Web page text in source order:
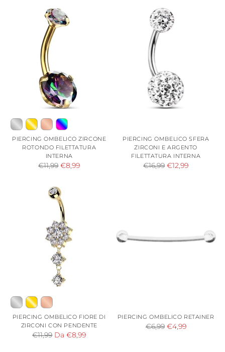
listino
PIERCING OMBELICO ZIRCONE
ROTONDO FILETTATURA
INTERNA
Prezzo
listino
€11,99 €8,99
PIERCING OMBELICO SFERA
ZIRCONI E ARGENTO
FILETTATURA INTERNA
Prezzo
€16,99 €12,99
PIERCING OMBELICO FIORE DI
ZIRCONI CON PENDENTE
Prezzo
€11,99 Da €8,99
PIERCING OMBELICO RETAINER
Prezzo
€6,99 €4,99